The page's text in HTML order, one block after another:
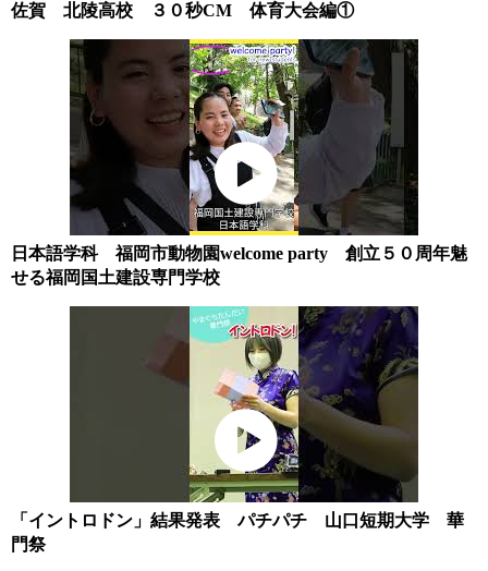
佐賀 北陵高校 ３０秒CM 体育大会編①
日本語学科 福岡市動物園welcome party 創立５０周年魅
せる福岡国土建設専門学校
「イントロドン」結果発表 パチパチ 山口短期大学 華
門祭